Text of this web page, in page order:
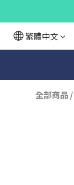
繁體中文
全部商品 /